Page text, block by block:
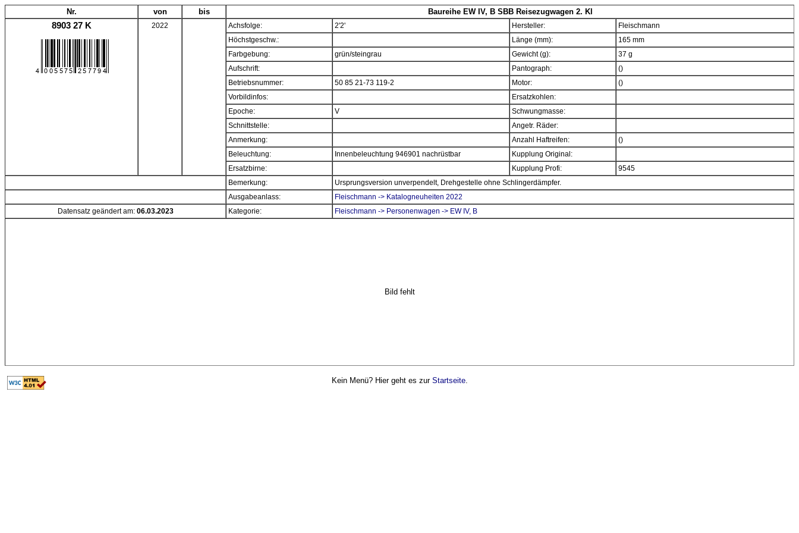
Nr. von bis Baureihe EW IV, B SBB Reisezugwagen 2. Kl
8903 27 K 2022 Achsfolge: 2'2' Hersteller:
Fleischmann
Höchstgeschw.:
Länge (mm):
165 mm
Farbgebung:
grün/steingrau Gewicht (g):
37 g
Aufschrift:
Pantograph:
()
Betriebsnummer:
50 85 21-73 119-2 Motor:
()
Vorbildinfos:
Ersatzkohlen:
Epoche:
V
Schwungmasse:
Schnittstelle:
Angetr. Räder:
Anmerkung:
Anzahl Haftreifen:
()
Beleuchtung:
Innenbeleuchtung 946901 nachrüstbar
Kupplung Original:
Ersatzbirne:
Kupplung Profi:
9545
Bemerkung:
Ursprungsversion unverpendelt, Drehgestelle ohne Schlingerdämpfer.
Ausgabeanlass:
Fleischmann -> Katalogneuheiten 2022
Datensatz geändert am: 06.03.2023 Kategorie: Fleischmann -> Personenwagen -> EW IV, B
Bild fehlt
Kein Menü? Hier geht es zur Startseite.